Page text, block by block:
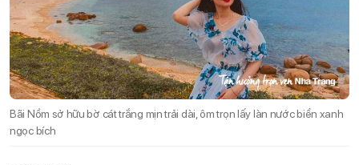
Bãi Nồm sở hữu bờ cát trắng mịn trải dài, ôm trọn lấy làn nước biển xanh
ngọc bích